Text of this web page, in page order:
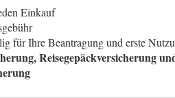
Einkauf
für Ihre Beantragung und erste
Reisegepäckversicherung